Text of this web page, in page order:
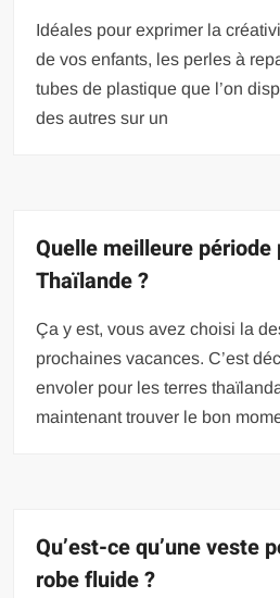
Idéales pour exprimer la
de vos enfants, les perles à
tubes de plastique que l’on
des autres sur un
Quelle meilleure période
Thaïlande ?
Ça y est, vous avez choisi la
prochaines vacances. C’est
envoler pour les terres
maintenant trouver le bon
Qu’est-ce qu’une veste
robe fluide ?